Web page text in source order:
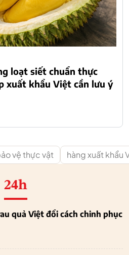
loạt siết chuẩn thực
xuất khẩu Việt cần lưu ý
vệ thực vật hàng xuất khẩu
24h
quả Việt đổi cách chinh phục